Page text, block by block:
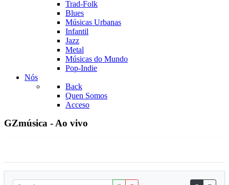
Trad-Folk
Blues
Músicas Urbanas
Infantil
Jazz
Metal
Músicas do Mundo
Pop-Indie
Nós
Back
Quen Somos
Acceso
GZmúsica - Ao vivo